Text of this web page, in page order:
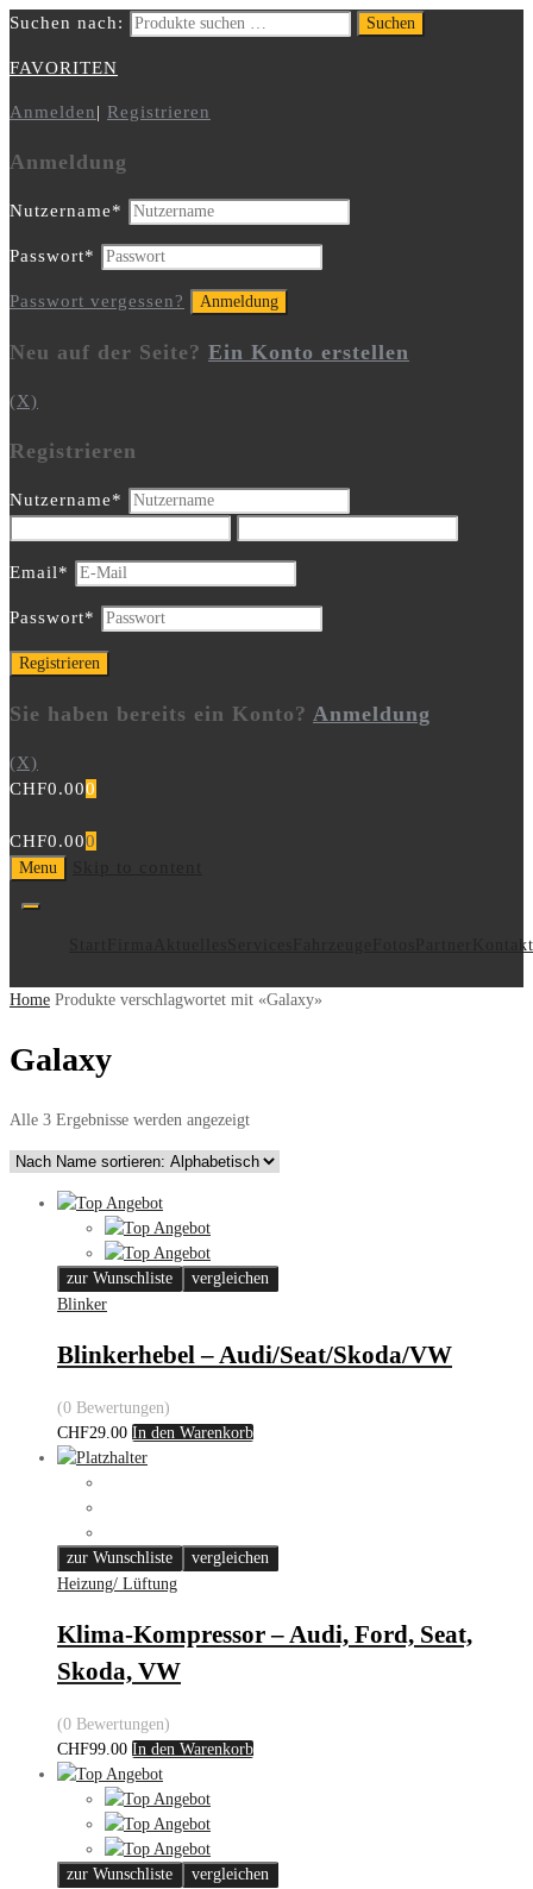
Suchen nach: Suchen
FAVORITEN
Anmelden| Registrieren
Anmeldung
Nutzername*
Passwort*
Passwort vergessen?
Neu auf der Seite? Ein Konto erstellen
(X)
Registrieren
Nutzername*
Email*
Passwort*
Sie haben bereits ein Konto? Anmeldung
(X)
CHF0.000
CHF0.000
Menu
Kontakt
Home Produkte verschlagwortet mit «Galaxy»
Galaxy
Alle 3 Ergebnisse werden angezeigt
zur Wunschliste
vergleichen
Blinker
Blinkerhebel – Audi/Seat/Skoda/VW
(0 Bewertungen)
CHF29.00 In den Warenkorb
zur Wunschliste
vergleichen
Heizung/ Lüftung
Klima-Kompressor – Audi, Ford, Seat,
Skoda, VW
(0 Bewertungen)
CHF99.00 In den Warenkorb
zur Wunschliste
vergleichen